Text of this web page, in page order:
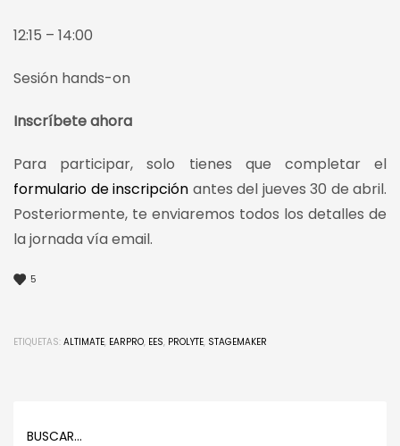
12:15 – 14:00
Sesión hands-on
Inscríbete ahora
Para participar, solo tienes que completar el
formulario de inscripción antes del jueves 30 de abril.
Posteriormente, te enviaremos todos los detalles de
la jornada vía email.
5
ETIQUETAS: ALTIMATE, EARPRO, EES, PROLYTE, STAGEMAKER
BUSCAR…